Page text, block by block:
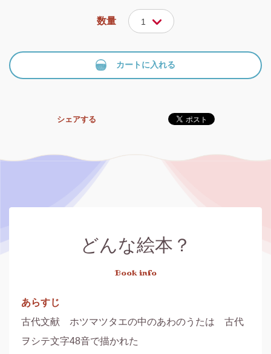
数量 1
カートに入れる
シェアする
どんな絵本？
Book info
あらすじ
古代文献　ホツマツタエの中のあわのうたは　古代
ヲシテ文字48音で描かれた